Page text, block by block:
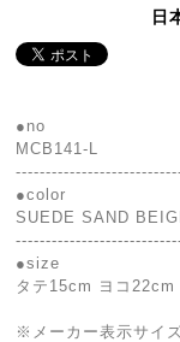
日
●no
MCB141-L
●color
SUEDE SAND
●size
タテ15cm ヨコ
※メーカー表示サイ